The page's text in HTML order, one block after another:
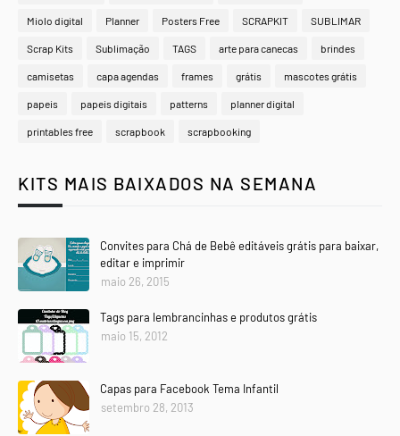
Miolo digital Planner Posters Free SCRAPKIT SUBLIMAR
Scrap Kits Sublimação TAGS arte para canecas brindes
camisetas capa agendas frames grátis mascotes grátis
papeis papeis digitais patterns planner digital
printables free scrapbook scrapbooking
KITS MAIS BAIXADOS NA SEMANA
Convites para Chá de Bebê editáveis grátis para baixar,
editar e imprimir
maio 26, 2015
Tags para lembrancinhas e produtos grátis
maio 15, 2012
Capas para Facebook Tema Infantil
setembro 28, 2013